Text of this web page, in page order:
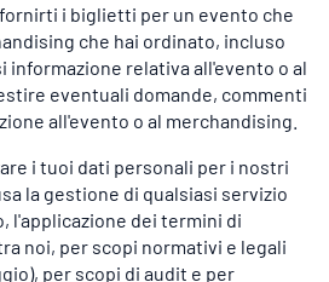
i biglietti per un evento che
che hai ordinato, incluso
relativa all'evento o al
eventuali domande, commenti
all'evento o al merchandising.
i tuoi dati personali per i nostri
la gestione di qualsiasi servizio
l'applicazione dei termini di
noi, per scopi normativi e legali
per scopi di audit e per